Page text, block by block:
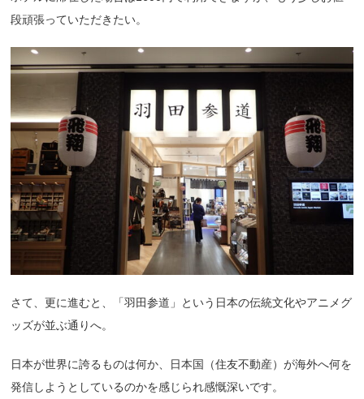
段頑張っていただきたい。
さて、更に進むと、「羽田参道」という日本の伝統文化やアニメグ
ッズが並ぶ通りへ。
日本が世界に誇るものは何か、日本国（住友不動産）が海外へ何を
発信しようとしているのかを感じられ感慨深いです。